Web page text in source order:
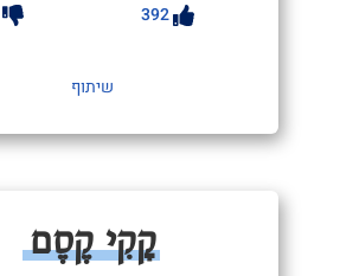
392
שיתוף
קָקִי קֶסֶם